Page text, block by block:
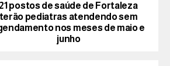
21 postos de saúde de Fortaleza
terão pediatras atendendo sem
nos meses de maio e
junho